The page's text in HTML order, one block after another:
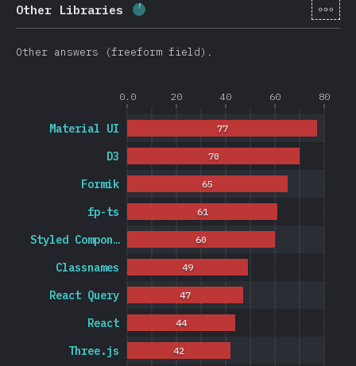
Other Libraries Progression: [fr-
Other answers (freeform field).
0.0 20 40 60 80
Three.js
React
React Query
Classnames
Styled Compon…
fp-ts
Formik
D3
Material UI
42
44
47
49
60
61
65
70
77